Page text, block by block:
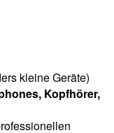
kleine Geräte)
Kopfhörer,